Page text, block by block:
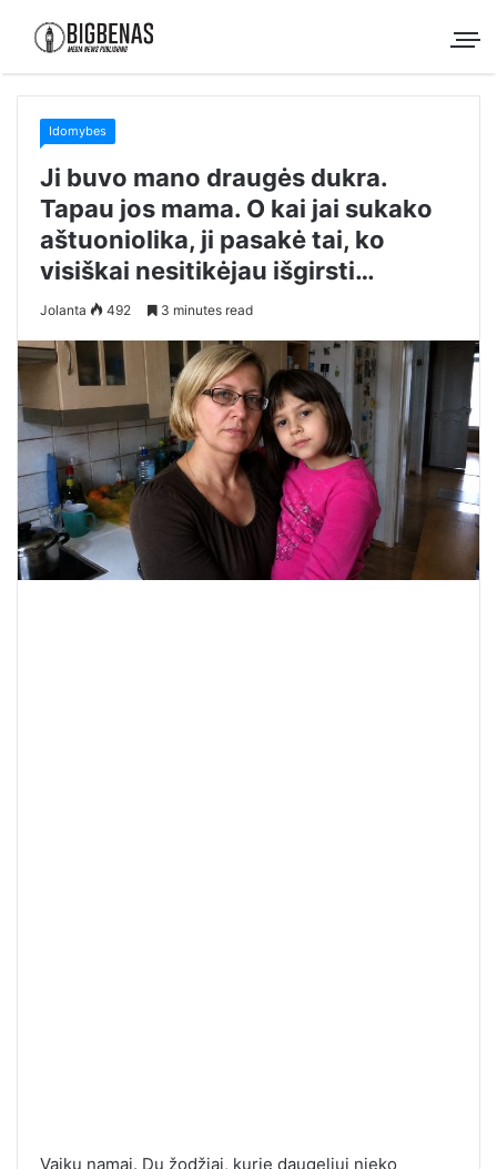
Idomybes
Ji buvo mano draugės dukra.
Tapau jos mama. O kai jai sukako
aštuoniolika, ji pasakė tai, ko
visiškai nesitikėjau išgirsti…
Jolanta 492 3 minutes read
Vaikų namai. Du žodžiai, kurie daugeliui nieko